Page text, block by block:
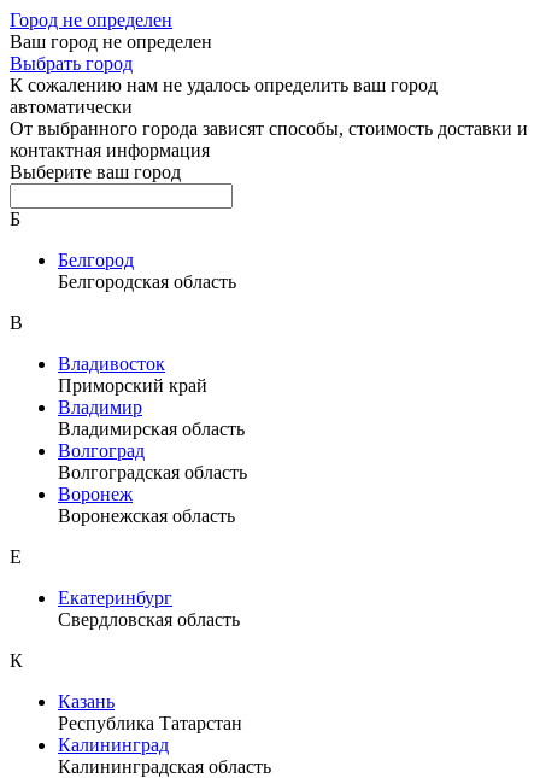
Город не определен
Ваш город не определен
Выбрать город
К сожалению нам не удалось определить ваш город
автоматически
От выбранного города зависят способы, стоимость доставки и
контактная информация
Выберите ваш город
Б
Белгород
Белгородская область
В
Владивосток
Приморский край
Владимир
Владимирская область
Волгоград
Волгоградская область
Воронеж
Воронежская область
Е
Екатеринбург
Свердловская область
К
Казань
Республика Татарстан
Калининград
Калининградская область